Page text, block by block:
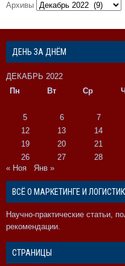
Архивы
ДЕНЬ ЗА ДНЁМ
ДЕКАБРЬ 2022
Пн
Вт Ср
5
6 7
12
13 14
19
20 21
26
27 28
« Ноя
Янв »
ВСЁ О МАРКЕТИНГЕ И
Научно-практические статьи,
рекомендации.
СТРАНИЦЫ